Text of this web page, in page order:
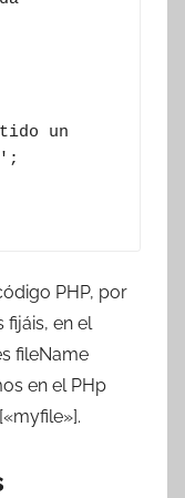
PHP, por
fijáis, en el
fileName
en el PHp